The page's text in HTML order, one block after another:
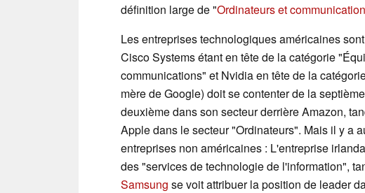
définition large de "Ordinateurs et communication
Les entreprises technologiques américaines
Cisco Systems étant en tête de la catégorie
communications" et Nvidia en tête de la
mère de Google) doit se contenter de la
deuxième dans son secteur derrière Amazon,
Apple dans le secteur "Ordinateurs". Mais il y a
entreprises non américaines : L'entreprise
des "services de technologie de l'information",
Samsung se voit attribuer la position de leader